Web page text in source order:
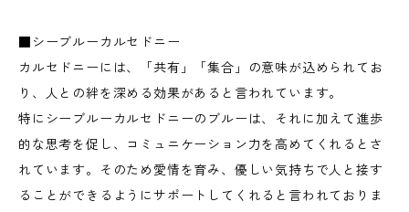
■シーブルーカルセドニー
カルセドニーには、「共有」「集合」の意味が込められてお
り、人との絆を深める効果があると言われています。
特にシーブルーカルセドニーのブルーは、それに加えて進歩
的な思考を促し、コミュニケーション力を高めてくれるとさ
れています。そのため愛情を育み、優しい気持ちで人と接す
ることができるようにサポートしてくれると言われておりま